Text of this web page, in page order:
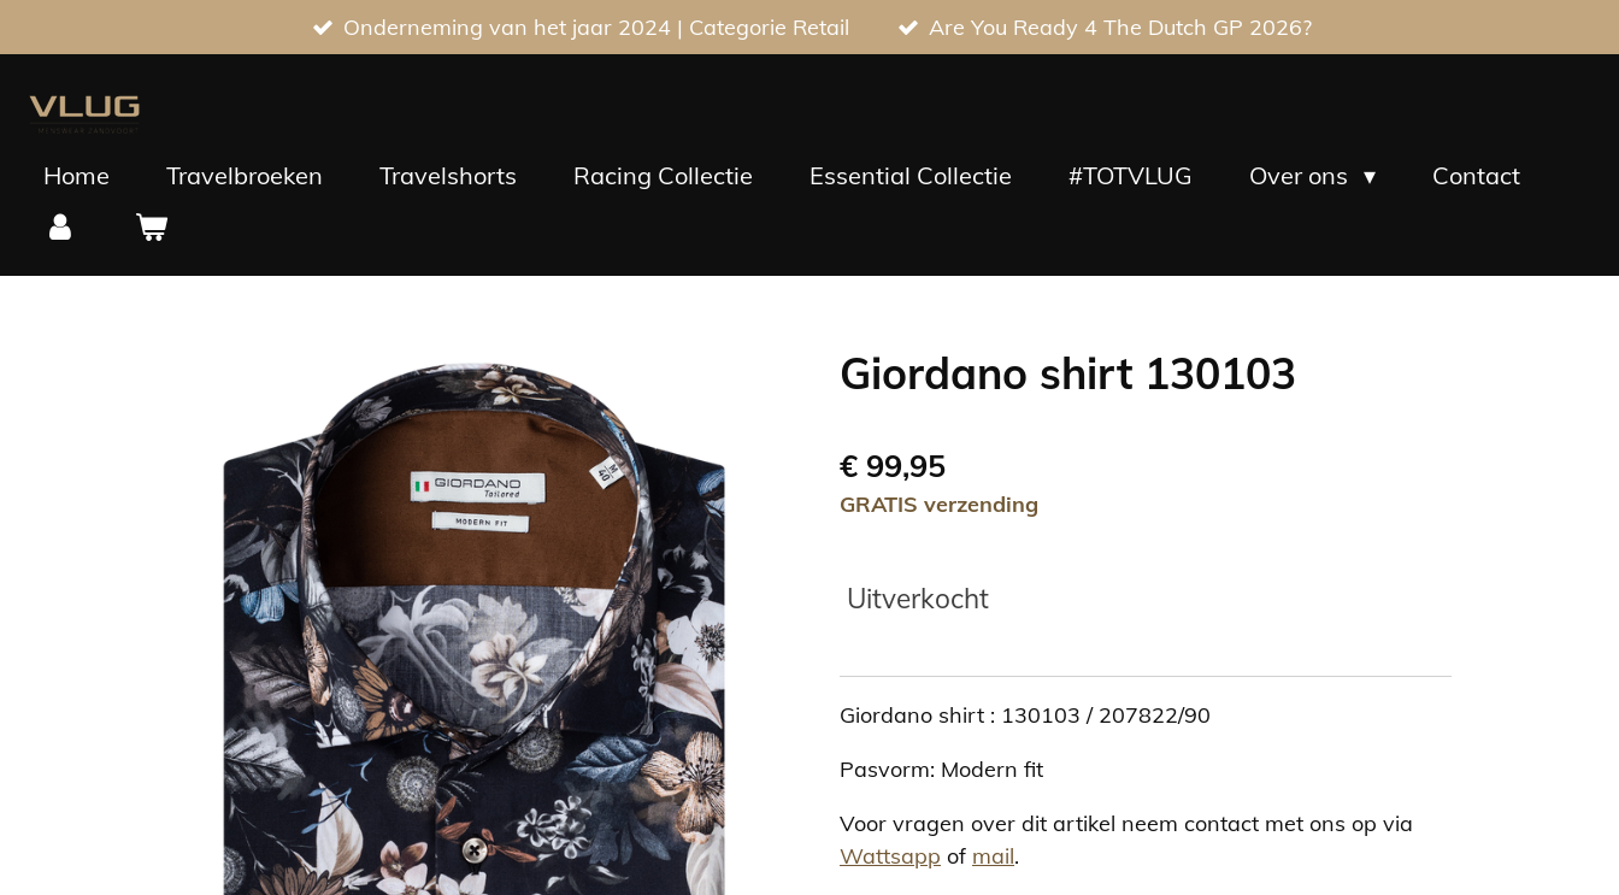
direct
naar
Onderneming van het jaar 2024 | Categorie Retail Are You Ready 4 The Dutch GP 2026?
Home Travelbroeken Travelshorts Racing Collectie Essential Collectie #TOTVLUG Over ons Contact
Giordano shirt 130103
€ 99,95
GRATIS verzending
Uitverkocht
Giordano shirt : 130103 / 207822/90
Pasvorm: Modern fit
Voor vragen over dit artikel neem contact met ons op via
Wattsapp of mail.